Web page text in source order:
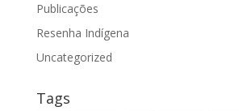
Publicações
Resenha Indígena
Uncategorized
Tags